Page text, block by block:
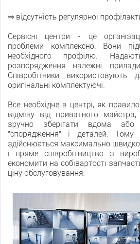
⇒ відсутність регулярної
Сервісні центри - це
проблеми комплексно. Вони
необхідного профілю.
розпорядження належні
Співробітники використовують
оригінальні комплектуючі.
Все необхідне в центрі, як
відміну від приватного
зручно зберігати вдома
"спорядження" і деталей. Тому
здійснюється максимально
і пряме співробітництво з
економити на собівартості
ціну обслуговування.